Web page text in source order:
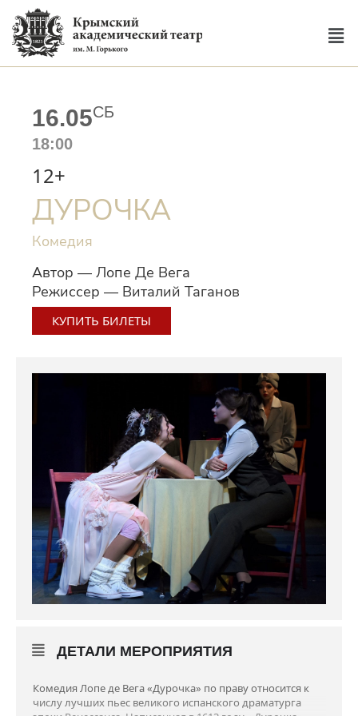
16.05СБ
18:00
12+
КУПИТЬ БИЛЕТЫ
Автор — Лопе Де Вега
Режиссер — Виталий Таганов
ДУРОЧКА
Комедия
ДЕТАЛИ МЕРОПРИЯТИЯ
Комедия Лопе де Вега «Дурочка» по праву относится к
числу лучших пьес великого испанского драматурга